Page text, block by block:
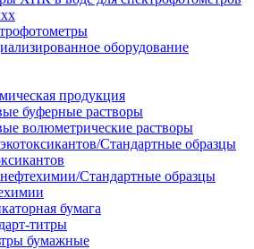
оборудование
продукция
буферные растворы
волюметрические растворы
Стандартные образцы
Стандартные образцы
бумага
титры
бумажные